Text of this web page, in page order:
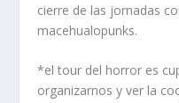
cierre de las jornadas
macehualopunks.
*el tour del horror es
organizarnos y ver la